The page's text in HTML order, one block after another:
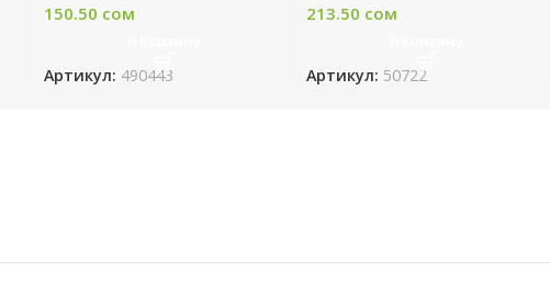
150.50 сом
Артикул: 490443
213.50 сом
Артикул: 50722